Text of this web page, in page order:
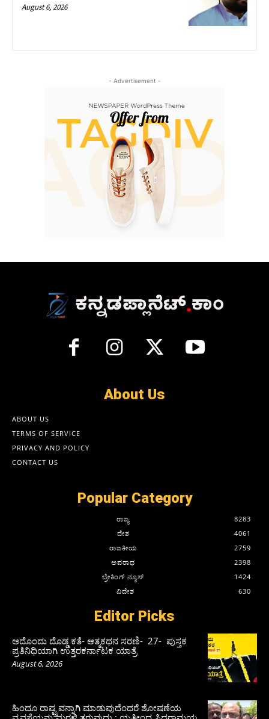
August 6, 2026
- Advertisement -
About Us
ABOUT US
TERMS OF SERVICE
PRIVACY AND POLICY
CONTACT US
Popular Category
ರಾಜ್ಯ
8283
ದೇಶ
4061
ರಾಜಕೀಯ
2759
ಅಪರಾಧ
2398
ಬ್ರೇಕಿಂಗ್ ನ್ಯೂಸ್
1424
ವಿದೇಶ
630
Editor Picks
ಅದೊಂದು ದೊಡ್ಡ ಕತೆ- ಆತ್ಮಕಥನ ಸರಣಿ- 27- ಪುಸ್ತಕ
ಪ್ರತಿನಿಧಿಯಾಗಿ ಉತ್ತರಕರ್ನಾಟಕ ಯಾತ್ರೆ
August 6, 2026
ಹಿಂದೂ ರಾಷ್ಟ್ರವನ್ನಾಗಿ ಮಾಡುವುದೆಂದರೆ ಶೋಷಣೆಯ